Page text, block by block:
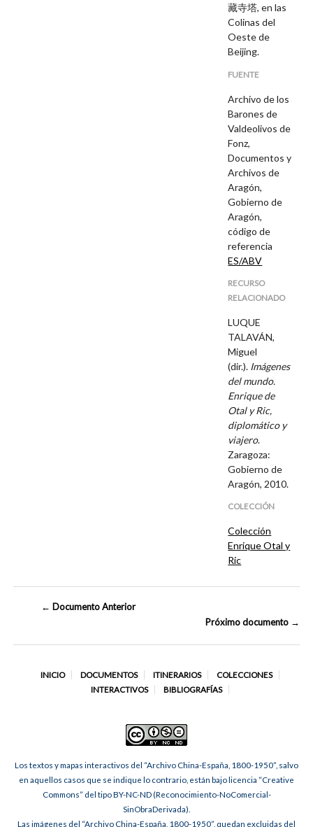
藏寺塔, en las
Colinas del
Oeste de
Beijing.
FUENTE
Archivo de los
Barones de
Valdeolivos de
Fonz,
Documentos y
Archivos de
Aragón,
Gobierno de
Aragón,
código de
referencia
ES/ABV
RECURSO
RELACIONADO
LUQUE
TALAVÁN,
Miguel
(dir.). Imágenes
del mundo.
Enrique de
Otal y Ric,
diplomático y
viajero.
Zaragoza:
Gobierno de
Aragón, 2010.
COLECCIÓN
Colección
Enrique Otal y
Ric
← Documento Anterior
Próximo documento →
INICIO DOCUMENTOS ITINERARIOS
COLECCIONES
INTERACTIVOS
BIBLIOGRAFÍAS
Los textos y mapas interactivos del “Archivo China-España, 1800-1950”, salvo
en aquellos casos que se indique lo contrario, están bajo licencia “Creative
Commons” del tipo BY-NC-ND (Reconocimiento-NoComercial-
SinObraDerivada).
Las imágenes del “Archivo China-España, 1800-1950”, quedan excluidas del